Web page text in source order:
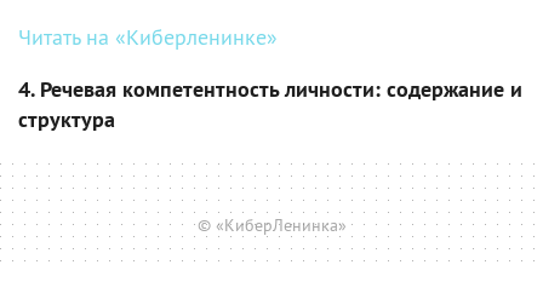
Читать на «Киберленинке»
4. Речевая компетентность личности: содержание и
структура
© «КиберЛенинка»